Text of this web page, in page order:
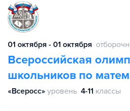
01 октября - 01 октября
Всероссийская
школьников по
«Всеросс» уровень 4-11 классы